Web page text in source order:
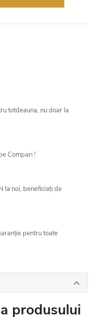
totdeauna, nu doar la
Compari !
la noi, beneficiați de
pentru toate
produsului